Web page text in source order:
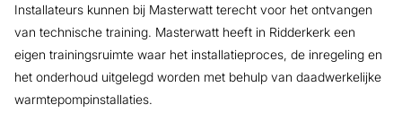
Installateurs kunnen bij Masterwatt terecht voor het ontvangen
van technische training. Masterwatt heeft in Ridderkerk een
eigen trainingsruimte waar het installatieproces, de inregeling en
het onderhoud uitgelegd worden met behulp van daadwerkelijke
warmtepompinstallaties.